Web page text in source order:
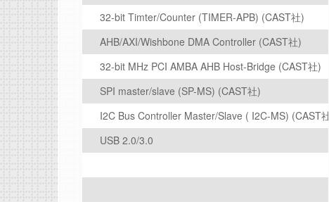
32-bit Timter/Counter (TIMER-APB) (CAST社)
AHB/AXI/Wishbone DMA Controller (CAST社)
32-bit MHz PCI AMBA AHB Host-Bridge (CAST社)
SPI master/slave (SP-MS) (CAST社)
I2C Bus Controller Master/Slave ( I2C-MS) (CAST社)
USB 2.0/3.0